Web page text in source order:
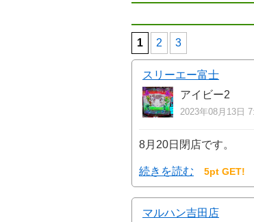
1 2 3
スリーエー富士
アイビー2
2023年08月13日
8月20日閉店です。
続きを読む 5pt GET!
マルハン吉田店